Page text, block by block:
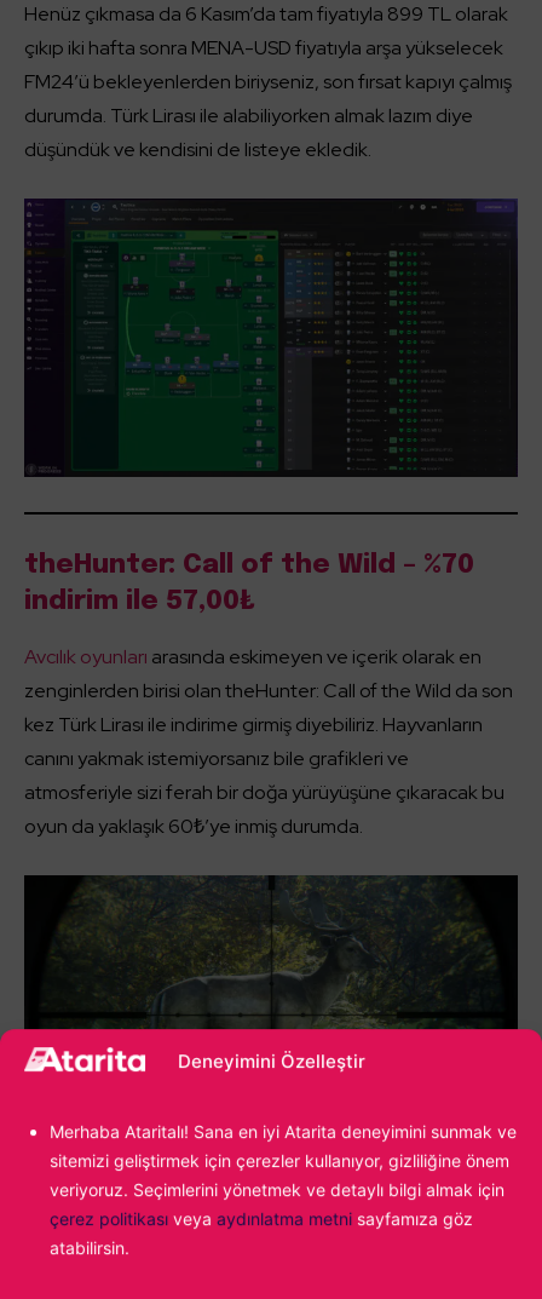
Deneyimini Özelleştir
Merhaba Ataritalı! Sana en iyi Atarita deneyimini sunmak ve
sitemizi geliştirmek için çerezler kullanıyor, gizliliğine önem
veriyoruz. Seçimlerini yönetmek ve detaylı bilgi almak için
çerez politikası veya aydınlatma metni sayfamıza göz
atabilirsin.
Henüz çıkmasa da 6 Kasım’da tam fiyatıyla 899 TL olarak
çıkıp iki hafta sonra MENA-USD fiyatıyla arşa yükselecek
FM24’ü bekleyenlerden biriyseniz, son fırsat kapıyı çalmış
durumda. Türk Lirası ile alabiliyorken almak lazım diye
düşündük ve kendisini de listeye ekledik.
theHunter: Call of the Wild – %70
indirim ile 57,00₺
Avcılık oyunları arasında eskimeyen ve içerik olarak en
zenginlerden birisi olan theHunter: Call of the Wild da son
kez Türk Lirası ile indirime girmiş diyebiliriz. Hayvanların
canını yakmak istemiyorsanız bile grafikleri ve
atmosferiyle sizi ferah bir doğa yürüyüşüne çıkaracak bu
oyun da yaklaşık 60₺’ye inmiş durumda.
theHunter: Call of the Wild